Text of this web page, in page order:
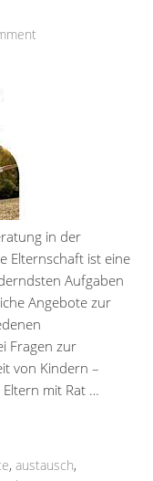
in der
Elternschaft ist eine
Aufgaben
Angebote zur
Fragen zur
von Kindern –
mit Rat …
, austausch,